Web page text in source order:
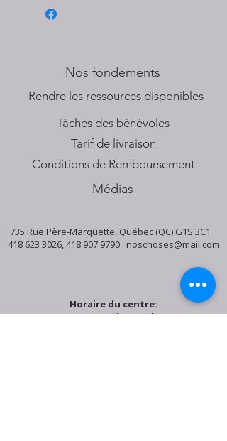
Nos fondements
​Rendre les ressources disponibles
Tâches des bénévoles
Tarif de livraison
Conditions de Remboursement
Médias
735 Rue Père-Marquette, Québec (QC) G1S 3C1 ·
418 623 3026,418 907 9790· noschoses@mail.com
Horaire du centre:
Mardi: 9:30h - 16:30h